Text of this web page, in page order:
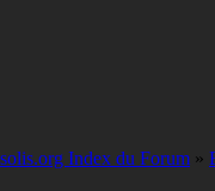
Index du Forum »